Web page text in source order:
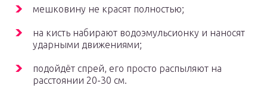
мешковину не красят полностью;
на кисть набирают водоэмульсионку и наносят
ударными движениями;
подойдёт спрей, его просто распыляют на
расстоянии 20-30 см.